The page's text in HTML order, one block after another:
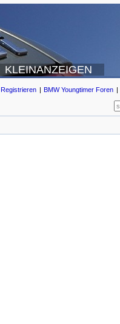
KLEINANZEIGEN
Registrieren BMW Youngtimer Foren